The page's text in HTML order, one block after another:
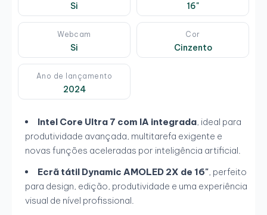
Si 16"
Webcam
Si
Cor
Cinzento
Ano de lançamento
2024
Intel Core Ultra 7 com IA integrada, ideal para
produtividade avançada, multitarefa exigente e
novas funções aceleradas por inteligência artificial.
Ecrã tátil Dynamic AMOLED 2X de 16", perfeito
para design, edição, produtividade e uma experiência
visual de nível profissional.